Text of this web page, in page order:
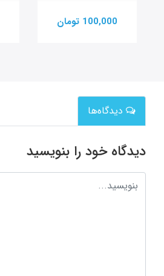
100,000 تومان
دیدگاه‌ها
دیدگاه خود را بنویسید